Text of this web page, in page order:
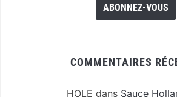
COMMENTAIRES
HOLE dans Sauce